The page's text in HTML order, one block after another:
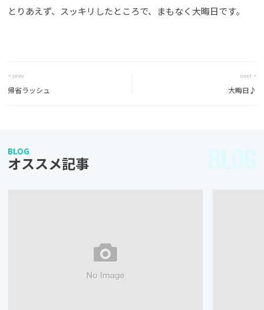
とりあえず、スッキリしたところで、まもなく大晦日です。
< prev
帰省ラッシュ
next >
大晦日♪
BLOG
オススメ記事